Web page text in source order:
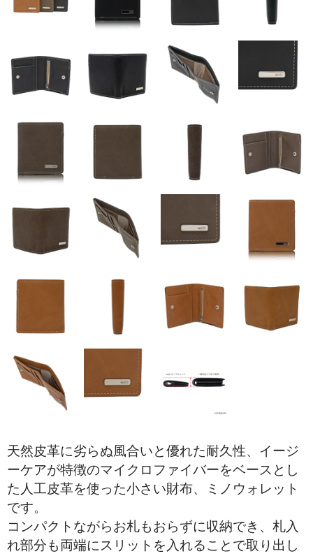
財布・革小物
折り財布
ベルト
天然皮革に劣らぬ風合いと優れた耐久性、イージ
ーケアが特徴のマイクロファイバーをベースとし
た人工皮革を使った小さい財布、ミノウォレット
です。
コンパクトながらお札もおらずに収納でき、札入
れ部分も両端にスリットを入れることで取り出し